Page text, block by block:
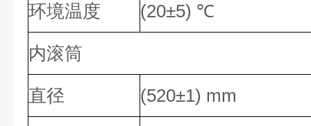
环境温度 (20±5) ℃
内滚筒
直径 (520±1) mm